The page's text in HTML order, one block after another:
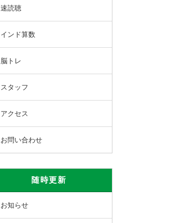
速読聴
インド算数
脳トレ
スタッフ
アクセス
お問い合わせ
随時更新
お知らせ